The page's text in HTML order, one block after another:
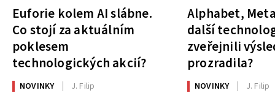
Euforie kolem AI slábne.
Co stojí za aktuálním
poklesem
technologických akcií?
NOVINKY J. Filip
Alphabet,
další
zveřejnili
prozradila?
NOVINKY J. Filip